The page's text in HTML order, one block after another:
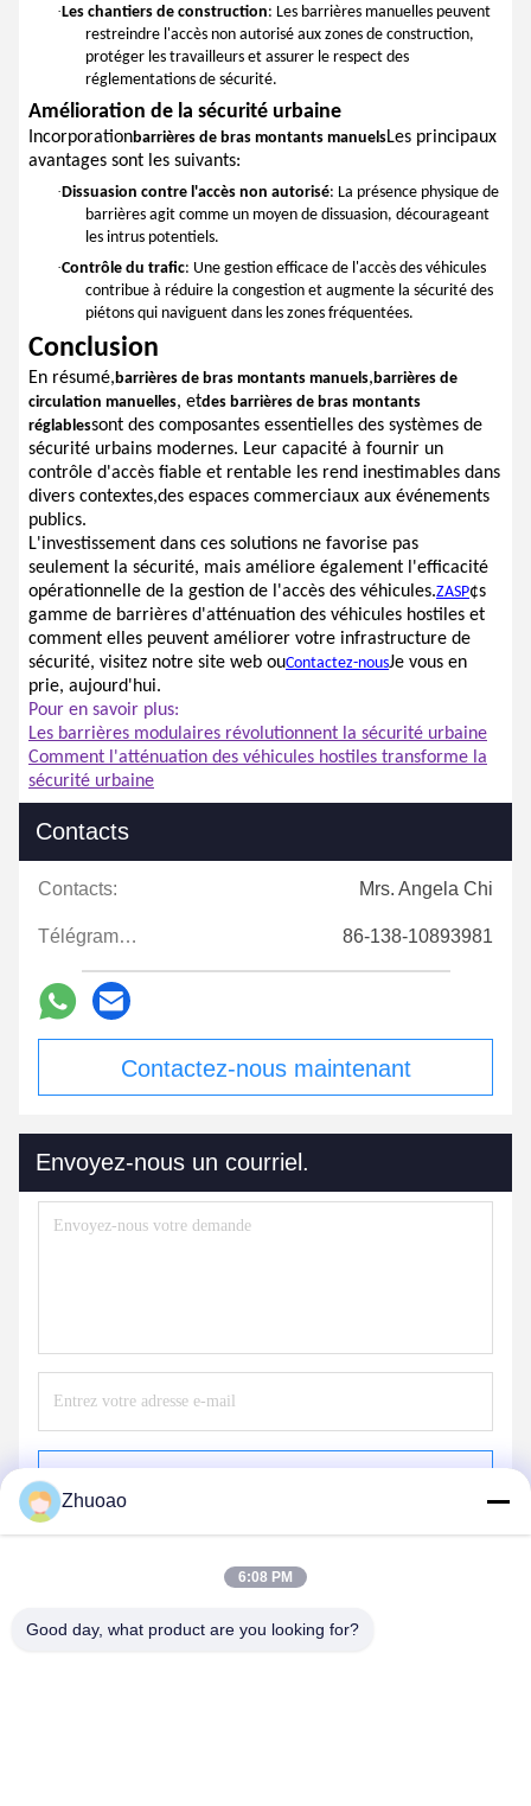
·Les chantiers de construction: Les barrières manuelles peuvent
restreindre l'accès non autorisé aux zones de construction,
protéger les travailleurs et assurer le respect des
réglementations de sécurité.
Amélioration de la sécurité urbaine
Incorporationbarrières de bras montants manuelsLes principaux
avantages sont les suivants:
· Dissuasion contre l'accès non autorisé: La présence physique de
barrières agit comme un moyen de dissuasion, décourageant
les intrus potentiels.
·Contrôle du trafic: Une gestion efficace de l'accès des véhicules
contribue à réduire la congestion et augmente la sécurité des
piétons qui naviguent dans les zones fréquentées.
Conclusion
En résumé,barrières de bras montants manuels,barrières de
circulation manuelles, etdes barrières de bras montants
réglablessont des composantes essentielles des systèmes de
sécurité urbains modernes. Leur capacité à fournir un
contrôle d'accès fiable et rentable les rend inestimables dans
divers contextes,des espaces commerciaux aux événements
publics.
L'investissement dans ces solutions ne favorise pas
seulement la sécurité, mais améliore également l'efficacité
opérationnelle de la gestion de l'accès des véhicules.ZASP¢s
gamme de barrières d'atténuation des véhicules hostiles et
comment elles peuvent améliorer votre infrastructure de
sécurité, visitez notre site web ouContactez-nousJe vous en
prie, aujourd'hui.
Pour en savoir plus:
Les barrières modulaires révolutionnent la sécurité urbaine
Comment l'atténuation des véhicules hostiles transforme la
sécurité urbaine
Contacts
Contacts: Mrs. Angela Chi
Télégramme: 86-138-10893981
Contactez-nous maintenant
Envoyez-nous un courriel.
Zhuoao
6:08 PM
Good day, what product are you looking for?